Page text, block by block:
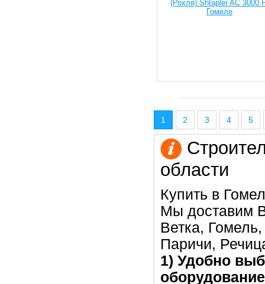
1 2 3 4 5
области
Купить в
Мы доставим
Ветка,
Паричи,
1) Удобно